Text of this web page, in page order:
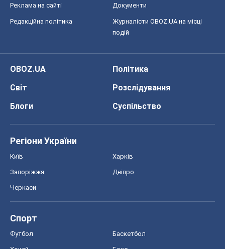
Реклама на сайті Документи
Редакційна політика
Журналісти OBOZ.UA на місці
подій
OBOZ.UA
Політика
Світ
Розслідування
Блоги
Суспільство
Регіони України
Київ Харків
Запоріжжя Дніпро
Черкаси
Спорт
Футбол Баскетбол